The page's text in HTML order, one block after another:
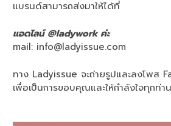
แบรนด์สามารถส่งมาให้ได้ที่
แอดไลน์ @ladywork ค่ะ
mail: info@ladyissue.com
ทาง Ladyissue จะถ่ายรูปและลงโพส
เพื่อเป็นการขอบคุณและให้กำลังใจทุกท่า